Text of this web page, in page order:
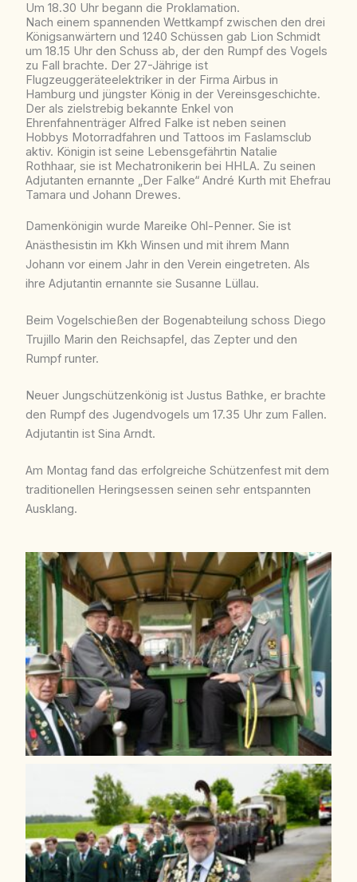
Um 18.30 Uhr begann die Proklamation.
Nach einem spannenden Wettkampf zwischen den drei
Königsanwärtern und 1240 Schüssen gab Lion Schmidt
um 18.15 Uhr den Schuss ab, der den Rumpf des Vogels
zu Fall brachte. Der 27-Jährige ist
Flugzeuggeräteelektriker in der Firma Airbus in
Hamburg und jüngster König in der Vereinsgeschichte.
Der als zielstrebig bekannte Enkel von
Ehrenfahnenträger Alfred Falke ist neben seinen
Hobbys Motorradfahren und Tattoos im Faslamsclub
aktiv. Königin ist seine Lebensgefährtin Natalie
Rothhaar, sie ist Mechatronikerin bei HHLA. Zu seinen
Adjutanten ernannte „Der Falke“ André Kurth mit Ehefrau
Tamara und Johann Drewes.
Damenkönigin wurde Mareike Ohl-Penner. Sie ist
Anästhesistin im Kkh Winsen und mit ihrem Mann
Johann vor einem Jahr in den Verein eingetreten. Als
ihre Adjutantin ernannte sie Susanne Lüllau.
Beim Vogelschießen der Bogenabteilung schoss Diego
Trujillo Marin den Reichsapfel, das Zepter und den
Rumpf runter.
Neuer Jungschützenkönig ist Justus Bathke, er brachte
den Rumpf des Jugendvogels um 17.35 Uhr zum Fallen.
Adjutantin ist Sina Arndt.
Am Montag fand das erfolgreiche Schützenfest mit dem
traditionellen Heringsessen seinen sehr entspannten
Ausklang.